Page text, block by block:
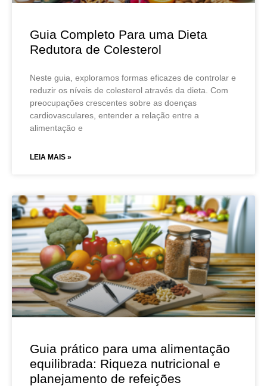
Guia Completo Para uma Dieta
Redutora de Colesterol
Neste guia, exploramos formas eficazes de controlar e
reduzir os níveis de colesterol através da dieta. Com
preocupações crescentes sobre as doenças
cardiovasculares, entender a relação entre a
alimentação e
LEIA MAIS »
Guia prático para uma alimentação
equilibrada: Riqueza nutricional e
planejamento de refeições